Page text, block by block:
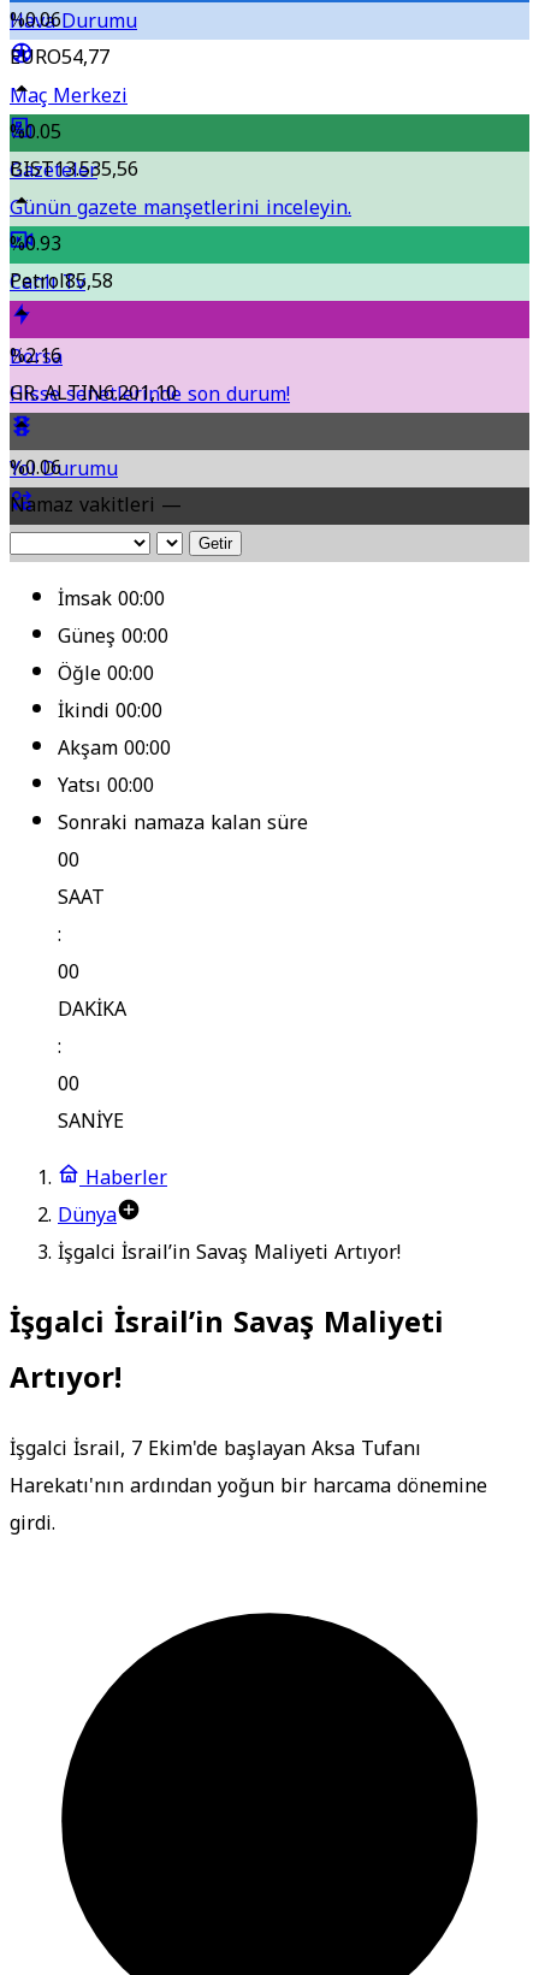
Hava Durumu
Maç Merkezi
Gazeteler
Günün gazete manşetlerini inceleyin.
Canlı Tv
Borsa
Hisse senetlerinde son durum!
Yol Durumu
Fikstür
%0.06
EURO54,77
%0.05
BIST13.535,56
%0.93
Petrol85,58
%2.16
GR. ALTIN6.201,10
%0.06
Namaz vakitleri —
Getir
İmsak00:00
Güneş00:00
Öğle00:00
İkindi00:00
Akşam00:00
Yatsı00:00
Sonraki namaza kalan süre
00
SAAT
:
00
DAKİKA
:
00
SANİYE
Haberler
Dünya
İşgalci İsrail’in Savaş Maliyeti Artıyor!
İşgalci İsrail’in Savaş Maliyeti
Artıyor!
İşgalci İsrail, 7 Ekim'de başlayan Aksa Tufanı
Harekatı'nın ardından yoğun bir harcama dönemine
girdi.